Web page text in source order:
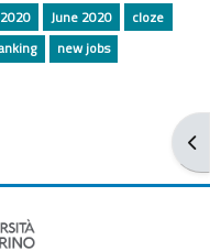
June 2020
cloze
new jobs